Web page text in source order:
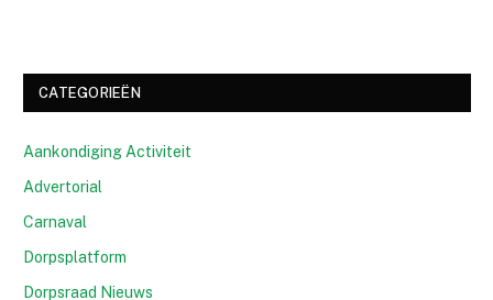
CATEGORIEËN
Aankondiging Activiteit
Advertorial
Carnaval
Dorpsplatform
Dorpsraad Nieuws